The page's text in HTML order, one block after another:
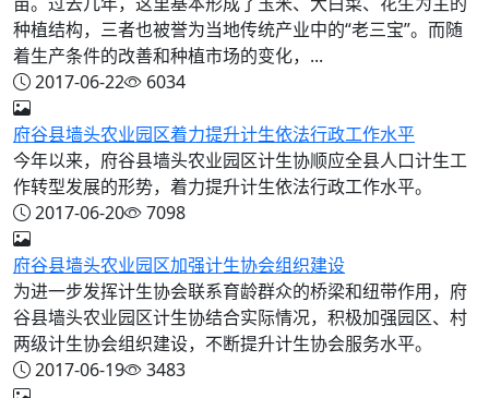
种植结构，三者也被誉为当地传统产业中的“老三宝”。而随
着生产条件的改善和种植市场的变化，...
2017-06-22
6034
府谷县墙头农业园区着力提升计生依法行政工作水平
今年以来，府谷县墙头农业园区计生协顺应全县人口计生工
作转型发展的形势，着力提升计生依法行政工作水平。
2017-06-20
7098
府谷县墙头农业园区加强计生协会组织建设
为进一步发挥计生协会联系育龄群众的桥梁和纽带作用，府
谷县墙头农业园区计生协结合实际情况，积极加强园区、村
两级计生协会组织建设，不断提升计生协会服务水平。
2017-06-19
3483